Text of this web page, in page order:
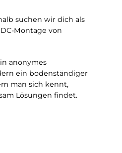
suchen wir dich als
Montage von
anonymes
ein bodenständiger
man sich kennt,
Lösungen findet.